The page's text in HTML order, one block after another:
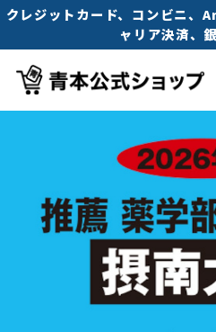
クレジットカード、コンビニ
ャリア決済、